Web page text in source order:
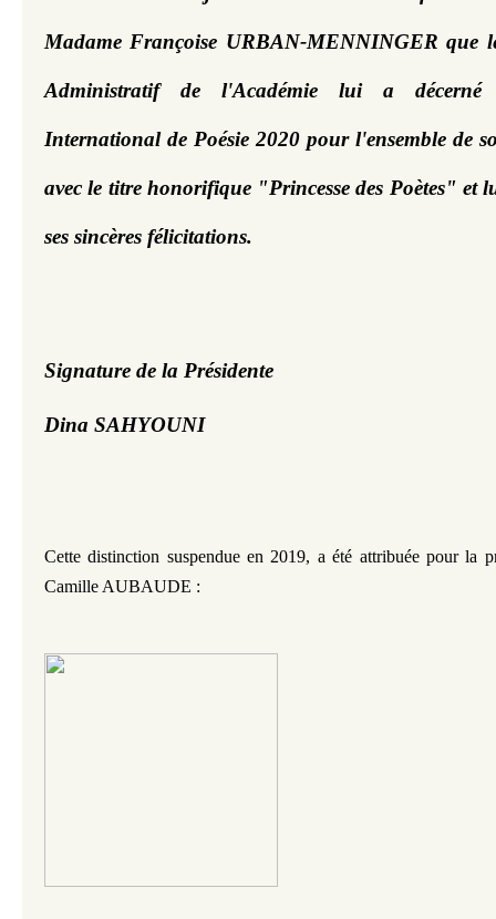
Madame Françoise URBAN-MENNINGER que
Administratif de l'Académie lui a
International de Poésie 2020 pour l'ensemble de
avec le titre honorifique "Princesse des Poètes" et
ses sincères félicitations.
Signature de la Présidente
Dina SAHYOUNI
Cette distinction suspendue en 2019, a été attribuée pour la
Camille AUBAUDE :